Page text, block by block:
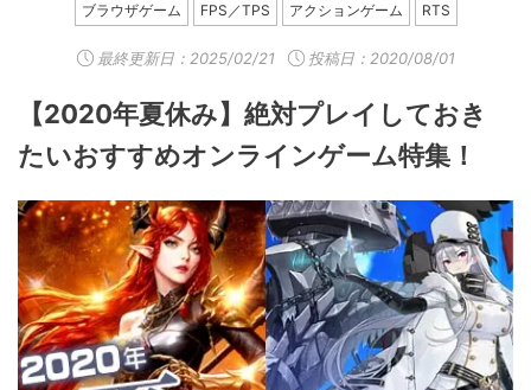
ブラウザゲーム FPS／TPS アクションゲーム RTS
最終更新日： 2025/02/21 投稿日：2020/08/01
【2020年夏休み】絶対プレイしておき
たいおすすめオンラインゲーム特集！